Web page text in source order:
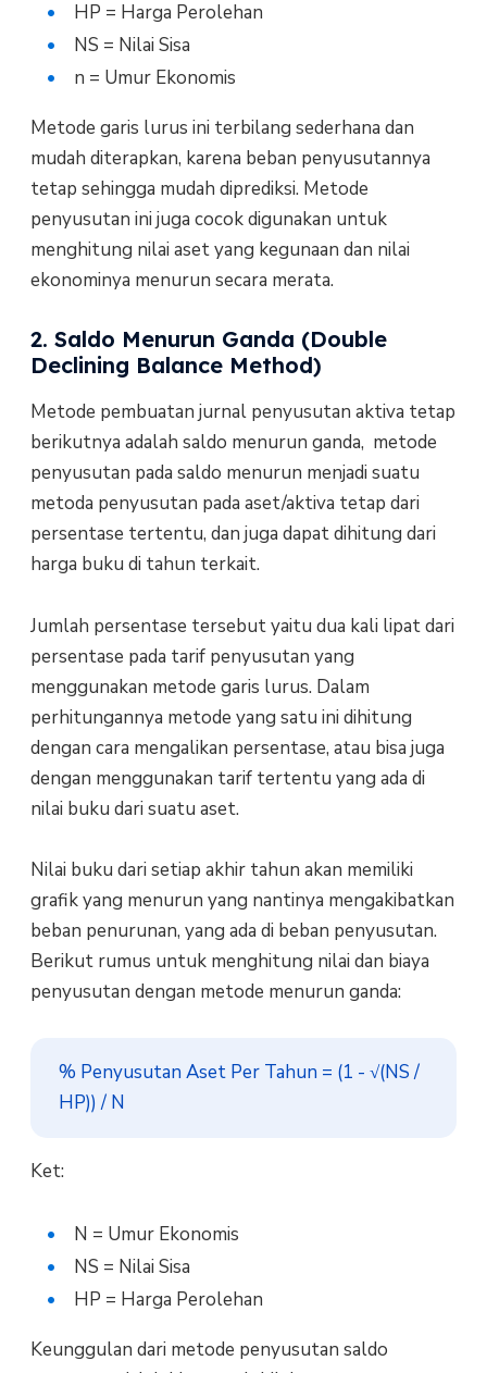
HP = Harga Perolehan
NS = Nilai Sisa
n = Umur Ekonomis
Metode garis lurus ini terbilang sederhana dan
mudah diterapkan, karena beban penyusutannya
tetap sehingga mudah diprediksi. Metode
penyusutan ini juga cocok digunakan untuk
menghitung nilai aset yang kegunaan dan nilai
ekonominya menurun secara merata.
2. Saldo Menurun Ganda (Double
Declining Balance Method)
Metode pembuatan jurnal penyusutan aktiva tetap
berikutnya adalah saldo menurun ganda, metode
penyusutan pada saldo menurun menjadi suatu
metoda penyusutan pada aset/aktiva tetap dari
persentase tertentu, dan juga dapat dihitung dari
harga buku di tahun terkait.
Jumlah persentase tersebut yaitu dua kali lipat dari
persentase pada tarif penyusutan yang
menggunakan metode garis lurus. Dalam
perhitungannya metode yang satu ini dihitung
dengan cara mengalikan persentase, atau bisa juga
dengan menggunakan tarif tertentu yang ada di
nilai buku dari suatu aset.
Nilai buku dari setiap akhir tahun akan memiliki
grafik yang menurun yang nantinya mengakibatkan
beban penurunan, yang ada di beban penyusutan.
Berikut rumus untuk menghitung nilai dan biaya
penyusutan dengan metode menurun ganda:
% Penyusutan Aset Per Tahun = (1 - √(NS /
HP)) / N
Ket:
N = Umur Ekonomis
NS = Nilai Sisa
HP = Harga Perolehan
Keunggulan dari metode penyusutan saldo